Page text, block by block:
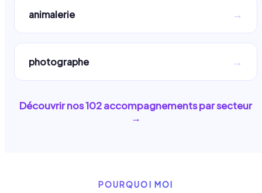
animalerie →
photographe →
Découvrir nos102accompagnements par secteur
→
POURQUOI MOI